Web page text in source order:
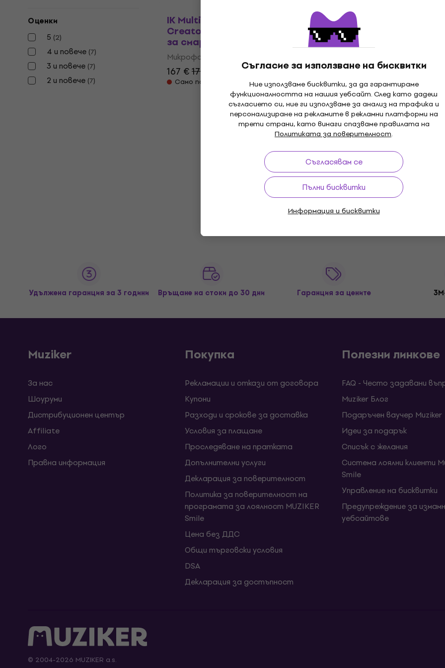
Съгласие за използване на бисквитки
Ние използваме бисквитки, за да гарантираме
функционалността на нашия уебсайт. След като дадеш
съгласието си, ние ги използваме за анализ на трафика и
персонализиране на рекламите в рекламни платформи на
трети страни, като винаги спазваме правилата на
Политиката за поверителност.
Съгласявам се
Пълни бисквитки
Информация и бисквитки
Оценки
5 (2)
4 и повече (7)
3 и повече (7)
2 и повече (7)
IK Multimedia iRig Mic Video
Creator HD Bundle Микрофон
за смартфон
Микрофон за смартфон
167 €179 €
Само по поръчка
IK Multimedia iRig Mic
Bundle Микрофон за
смартфон
5/5
148 €179 €
- 17 %
На склад при доставчика
Удължена гаранция за 3 години Връщане на стоки до 30 дни Гаранция за цените
Muziker
За нас
Шоуруми
Дистрибуционен център
Affiliate
Лого
Правна информация
Покупка
Рекламации и откази от договора
Kупони
Разходи и срокове за доставка
Условия за плащане
Проследяване на пратката
Допълнителни услуги
Декларация за поверителност
Политика за поверителност на
програмата за лоялност MUZIKER
Smile
Цена без ДДС
Общи търговски условия
DSA
Декларация за достъпност
Полезни линкове
FAQ - Често задавани
Muziker Блог
Подаръчен ваучер Muziker
Идеи за подарък
Списък с желания
Система лоялни клиенти
Smile
Управление на бисквитки
Предупреждение за
уебсайтове
© 2004-2026 MUZIKER a.s.